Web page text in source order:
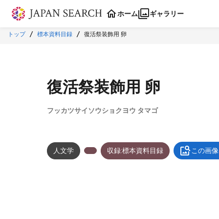
本文に飛ぶ
ホーム ギャラリー
トップ 標本資料目録 復活祭装飾用 卵
復活祭装飾用 卵
フッカツサイソウショクヨウ タマゴ
人文学 収録:標本資料目録 この画